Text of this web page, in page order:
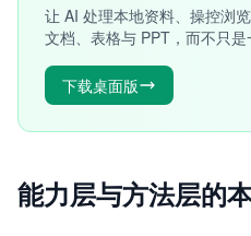
让 AI 处理本地资料、操控浏
文档、表格与 PPT，而不只是
下载桌面版
能力层与方法层的